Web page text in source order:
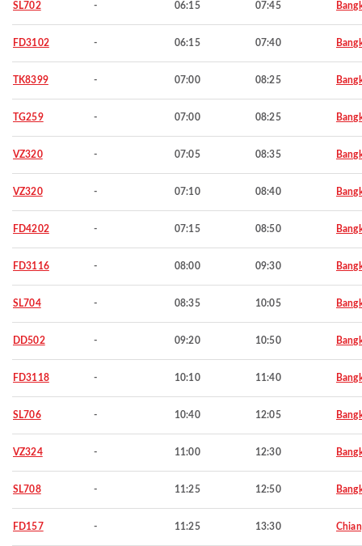
SL702 - 06:15 07:45
FD3102 - 06:15 07:40
TK8399 - 07:00 08:25
TG259 - 07:00 08:25
VZ320 - 07:05 08:35
VZ320 - 07:10 08:40
FD4202 - 07:15 08:50
FD3116 - 08:00 09:30
SL704 - 08:35 10:05
DD502 - 09:20 10:50
FD3118 - 10:10 11:40
SL706 - 10:40 12:05
VZ324 - 11:00 12:30
SL708 - 11:25 12:50
FD157 - 11:25 13:30